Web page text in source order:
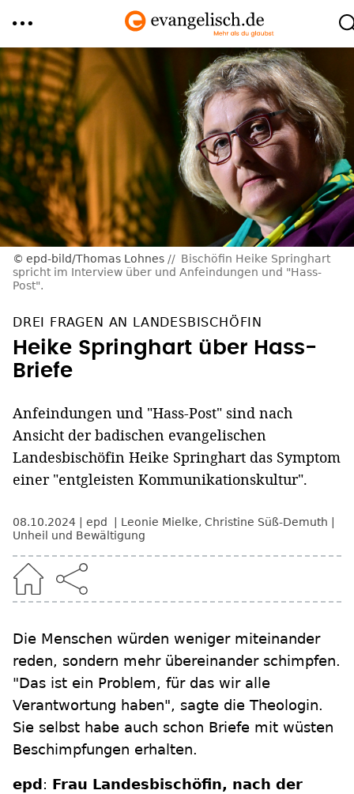
Direkt
zum
Inhalt
epd-bild/Thomas Lohnes
Bischöfin Heike Springhart
spricht im Interview über und Anfeindungen und "Hass-
Post".
DREI FRAGEN AN LANDESBISCHÖFIN
Heike Springhart über Hass-
Briefe
Anfeindungen und "Hass-Post" sind nach
Ansicht der badischen evangelischen
Landesbischöfin Heike Springhart das Symptom
einer "entgleisten Kommunikationskultur".
08.10.2024 epd Leonie Mielke, Christine Süß-Demuth
Unheil und Bewältigung
Die Menschen würden weniger miteinander
reden, sondern mehr übereinander schimpfen.
"Das ist ein Problem, für das wir alle
Verantwortung haben", sagte die Theologin.
Sie selbst habe auch schon Briefe mit wüsten
Beschimpfungen erhalten.
epd : Frau Landesbischöfin, nach der